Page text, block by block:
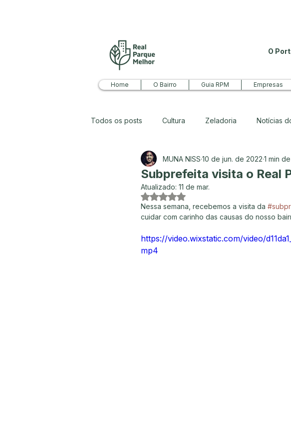
O
Home O Bairro Guia RPM Empresas
Todos os posts Cultura Zeladoria Notícias
Economia Ideias para o bairro
Subprefeita visita o Real
MUNA NISS 10 de jun. de 2022 1 min
Atualizado: 11 de mar.
Avaliado com NaN de 5 estrelas.
Nessa semana, recebemos a visita da
cuidar com carinho das causas do nosso
https://video.wixstatic.com/video/
mp4